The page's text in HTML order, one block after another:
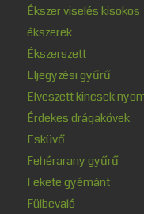
Ékszer viselés kisokos
ékszerek
Ékszerszett
Eljegyzési gyűrű
Elveszett kincsek
Érdekes drágakövek
Esküvő
Fehérarany gyűrű
Fekete gyémánt
Fülbevaló